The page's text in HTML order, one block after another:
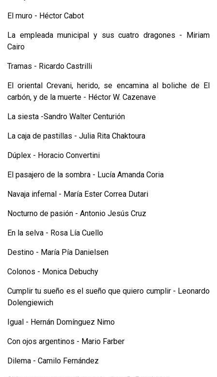
El muro - Héctor Cabot
La empleada municipal y sus cuatro dragones - Miriam
Cairo
Tramas - Ricardo Castrilli
El oriental Crevani, herido, se encamina al boliche de El
carbón, y de la muerte - Héctor W. Cazenave
La siesta -Sandro Walter Centurión
La caja de pastillas - Julia Rita Chaktoura
Dúplex - Horacio Convertini
El pasajero de la sombra - Lucía Amanda Coria
Navaja infernal - María Ester Correa Dutari
Nocturno de pasión - Antonio Jesús Cruz
En la selva - Rosa Lía Cuello
Destino - María Pía Danielsen
Colonos - Monica Debuchy
Cumplir tu sueño es el sueño que quiero cumplir - Leonardo
Dolengiewich
Igual - Hernán Domínguez Nimo
Con ojos argentinos - Mario Farber
Dilema - Camilo Fernández